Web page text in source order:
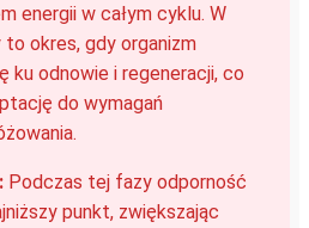
energii w całym cyklu. W
okres, gdy organizm
ku odnowie i regeneracji, co
do wymagań
Podczas tej fazy odporność
punkt, zwiększając